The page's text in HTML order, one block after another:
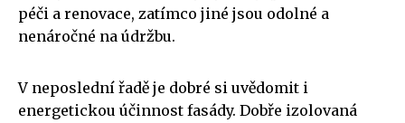
péči a renovace, zatímco jiné jsou odolné a
nenáročné na údržbu.
V neposlední řadě je dobré si uvědomit i
energetickou účinnost fasády. Dobře izolovaná